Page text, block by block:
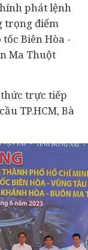
phát lệnh
trọng điểm
tốc Biên Hòa -
Ma Thuột
trực tiếp
TP.HCM, Bà